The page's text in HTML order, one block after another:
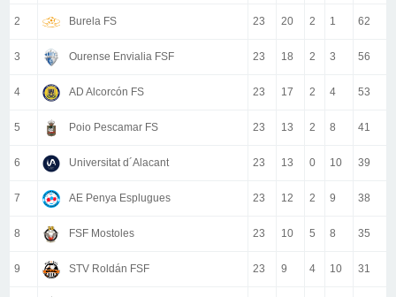
2 Burela FS 23 20 2 1 62
3 Ourense Envialia FSF 23 18 2 3 56
4 AD Alcorcón FS 23 17 2 4 53
5 Poio Pescamar FS 23 13 2 8 41
6 Universitat d´Alacant 23 13 0 10 39
7 AE Penya Esplugues 23 12 2 9 38
8 FSF Mostoles 23 10 5 8 35
9 STV Roldán FSF 23 9 4 10 31